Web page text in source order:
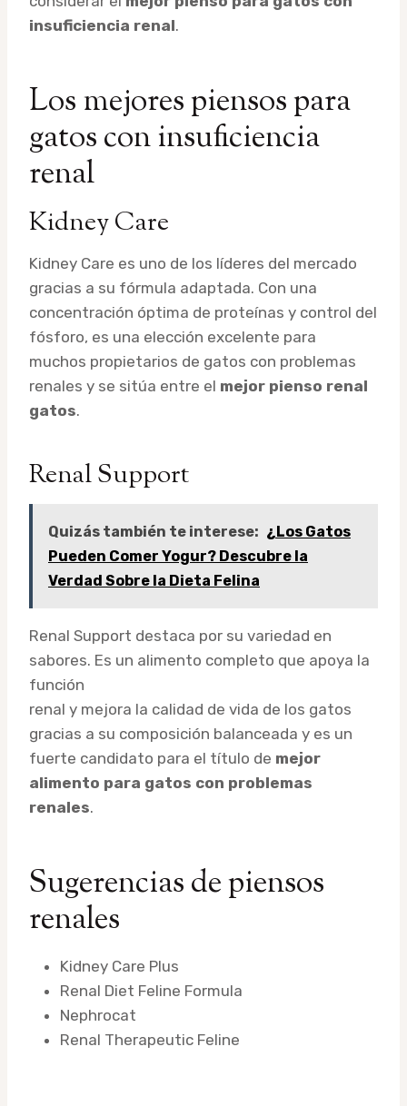
insuficiencia renal.
Los mejores piensos para
gatos con insuficiencia
renal
Kidney Care
Kidney Care es uno de los líderes del mercado
gracias a su fórmula adaptada. Con una
concentración óptima de proteínas y control del
fósforo, es una elección excelente para
muchos propietarios de gatos con problemas
renales y se sitúa entre el mejor pienso renal
gatos.
Renal Support
Quizás también te interese: ¿Los Gatos
Pueden Comer Yogur? Descubre la
Verdad Sobre la Dieta Felina
Renal Support destaca por su variedad en
sabores. Es un alimento completo que apoya la
función
renal y mejora la calidad de vida de los gatos
gracias a su composición balanceada y es un
fuerte candidato para el título de mejor
alimento para gatos con problemas
renales.
Sugerencias de piensos
renales
Kidney Care Plus
Renal Diet Feline Formula
Nephrocat
Renal Therapeutic Feline